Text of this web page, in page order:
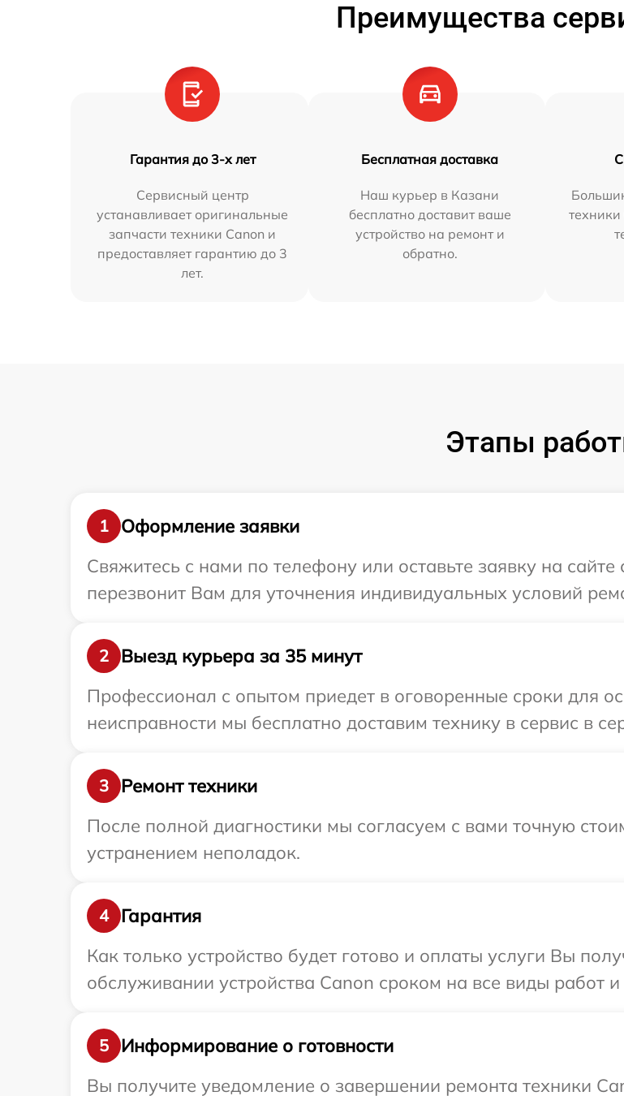
Преимущества
Гарантия до 3-х лет
Сервисный центр
устанавливает оригинальные
запчасти техники Canon и
предоставляет гарантию до 3
лет.
Бесплатная доставка
Наш курьер в Казани
бесплатно доставит ваше
устройство на ремонт и
обратно.
Этапы
1
Оформление заявки
Свяжитесь с нами по телефону или оставьте заявку на
перезвонит Вам для уточнения индивидуальных условий
2
Выезд курьера за 35 минут
Профессионал с опытом приедет в оговоренные сроки для
неисправности мы бесплатно доставим технику в сервис в
3
Ремонт техники
После полной диагностики мы согласуем с вами точную
устранением неполадок.
4
Гарантия
Как только устройство будет готово и оплаты услуги Вы
обслуживании устройства Canon сроком на все виды работ и
5
Информирование о готовности
Вы получите уведомление о завершении ремонта техники